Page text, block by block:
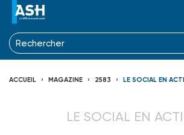
ACCUEIL MAGAZINE 2583 LE SOCIAL EN
LE SOCIAL EN